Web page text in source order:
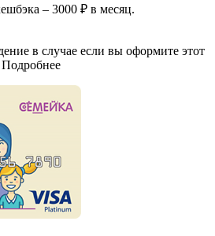
– 3000 ₽ в месяц.
в случае если вы оформите этот
Подробнее